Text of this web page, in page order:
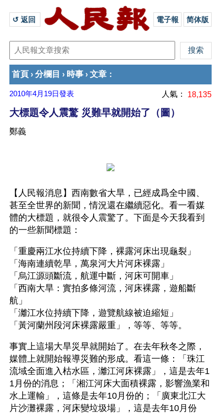
↺ 返回 電子報 简体版
首頁 › 分欄目 › 時事 › 文章 ：
2010年4月19日發表 人氣： 18,135
大標題令人震驚 災難早就開始了（圖）
鄭義
【人民報消息】西南數省大旱，已經成爲全中國、
甚至全世界的新聞，情況還在繼續惡化。看一看媒
體的大標題，就很令人震驚了。下面是今天我看到
的一些新聞標題：
「重慶兩江水位持續下降，裸露河床出現龜裂」
「海南連續乾旱，萬泉河大片河床裸露」
「烏江源頭斷流，航運中斷，河床可開車」
「西南大旱：實拍多條河流，河床裸露，遊船斷
航」
「灕江水位持續下降，遊覽航線被迫縮短」
「黃河蘭州段河床裸露嚴重」，等等、等等。
事實上這場大旱災早就開始了。在去年秋冬之際，
媒體上就開始報導災難的形成。看這一條：「珠江
流域全面進入枯水區，灕江河床裸露」，這是去年1
1月份的消息；「湘江河床大面積裸露，影響漁業和
水上運輸」，這條是去年10月份的；「廣東北江大
片沙灘裸露，河床變垃圾場」，這是去年10月份